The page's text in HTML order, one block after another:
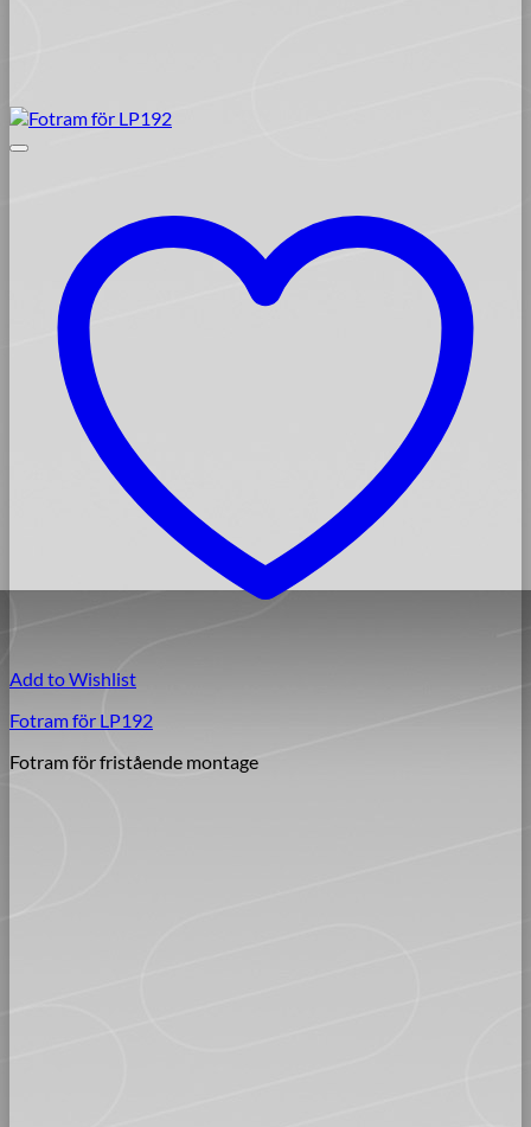
Add to Wishlist
Fotram för LP192
Fotram för fristående montage